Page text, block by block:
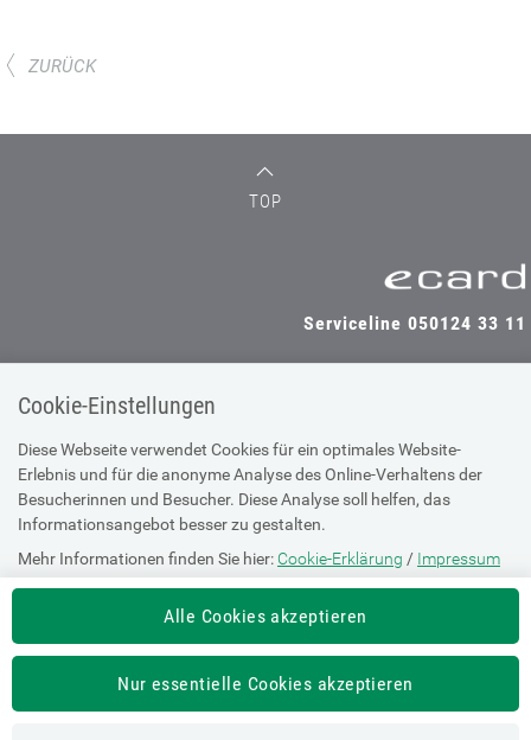
Cookie-Einstellungen
Diese Webseite verwendet Cookies für ein optimales Website-
Erlebnis und für die anonyme Analyse des Online-Verhaltens der
Besucherinnen und Besucher. Diese Analyse soll helfen, das
Informationsangebot besser zu gestalten.
Mehr Informationen finden Sie hier: Cookie-Erklärung / Impressum
Alle Cookies akzeptieren
Nur essentielle Cookies akzeptieren
ZURÜCK
TOP
Serviceline 050124 33 11
Impressum
Site Map